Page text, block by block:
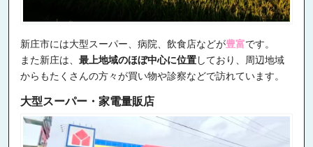
新庄市には大型スーパー、病院、飲食店などが豊富です。
また新庄は、 最上地域のほぼ中心に位置しており、周辺地域
からもたくさんの方々が買い物や診察などで訪れています。
大型スーパー・家電量販店